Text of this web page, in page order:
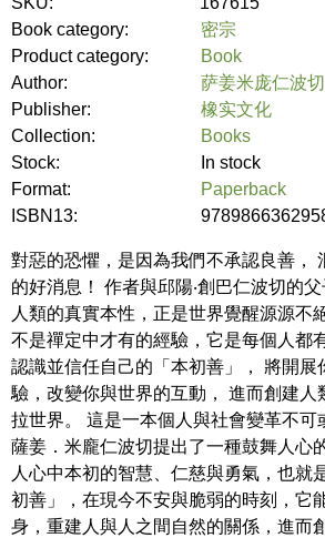
Book category:
密宗
Product category:
Book
Author:
萨姜米庞仁波切
Publisher:
橡实文化
Collection:
Books
Stock:
In stock
Format:
Paperback
ISBN13:
對惡的恐懼，是因為我們不承認良善，
的好消息！ 作者與邱陽‧創巴仁波切的
人類的真實本性，正是世界覺醒源源不
不是禪定中才有的經驗，它是每個人都
認識並信任自己的「本初善」， 將開展
驗，改變你與世界的互動， 進而創建人
拉世界。 這是一本個人與社會變革不可
薩姜．米龐仁波切提出了一種鼓舞人心
人心中本初的智慧、仁慈與勇氣，也就
初善」，在現今不安與脆弱的時刻，它
身，重建人與人之間自然的關係，進而